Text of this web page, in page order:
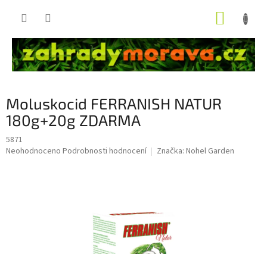
Moluskocid FERRANISH NATUR
180g+20g ZDARMA
5871
Průměrné
Neohodnoceno Podrobnosti hodnocení Značka: Nohel Garden